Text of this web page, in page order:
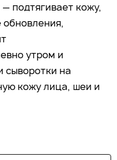
подтягивает кожу,
утром и
сыворотки на
кожу лица, шеи и